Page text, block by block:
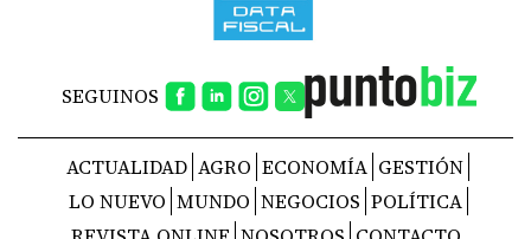
SEGUINOS
ACTUALIDAD AGRO ECONOMÍA GESTIÓN
LO NUEVO MUNDO NEGOCIOS POLÍTICA